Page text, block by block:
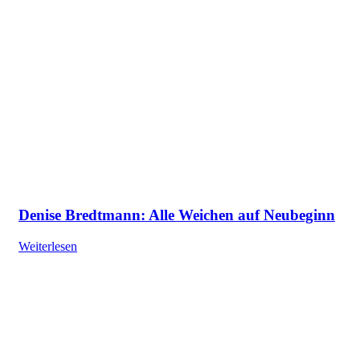
Denise Bredtmann: Alle Weichen auf Neubeginn
Weiterlesen